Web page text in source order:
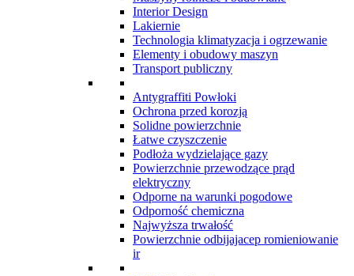
Interior Design
Lakiernie
Technologia klimatyzacja i ogrzewanie
Elementy i obudowy maszyn
Transport publiczny
Antygraffiti Powłoki
Ochrona przed korozją
Solidne powierzchnie
Łatwe czyszczenie
Podłoża wydzielające gazy
Powierzchnie przewodzące prąd
elektryczny
Odporne na warunki pogodowe
Odporność chemiczna
Najwyższa trwałość
Powierzchnie odbijajacep romieniowanie
ir